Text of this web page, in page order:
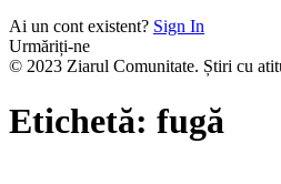
Ai un cont existent? Sign In
Urmăriți-ne
© 2023 Ziarul Comunitate. Știri cu
Etichetă: fugă